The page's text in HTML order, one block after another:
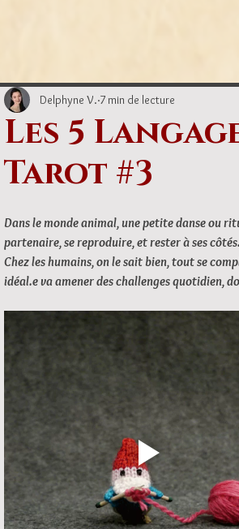
Les 5
Tarot #3
Delphyne V. 7 min de lecture
Dans le monde animal, une petite danse ou
partenaire, se reproduire, et rester à ses
Chez les humains, on le sait bien, tout se
idéal.e va amener des challenges quotidien,